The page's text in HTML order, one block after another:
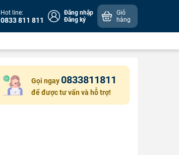
Hot line:
0833 811 811
Đăng nhập
Đăng ký
Giỏ
hàng
Gọi ngay 0833811811
để được tư vấn và hỗ trợ!